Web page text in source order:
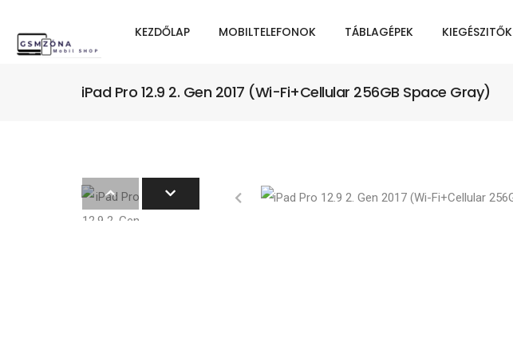
KEZDŐLAP MOBILTELEFONOK TÁBLAGÉPEK KIEGÉSZITŐK
iPad Pro 12.9 2. Gen 2017 (Wi-Fi+Cellular 256GB Space Gray)